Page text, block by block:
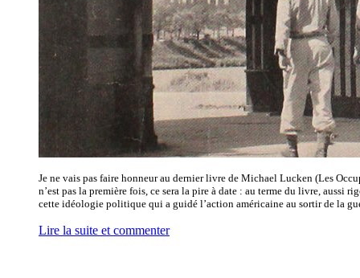
Je ne vais pas faire honneur au dernier livre de Michael Lucken (Les
n’est pas la première fois, ce sera la pire à date : au terme du livre, aussi
cette idéologie politique qui a guidé l’action américaine au sortir de la
Lire la suite et commenter